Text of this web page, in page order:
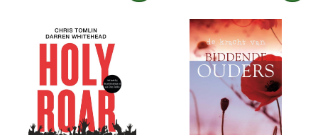
voor iedereen die wil groeien in
christelijk geloof en persoonlijke
verandering.